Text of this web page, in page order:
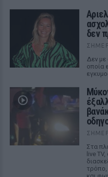
δεν
Δεν με
οποία
Στα
live